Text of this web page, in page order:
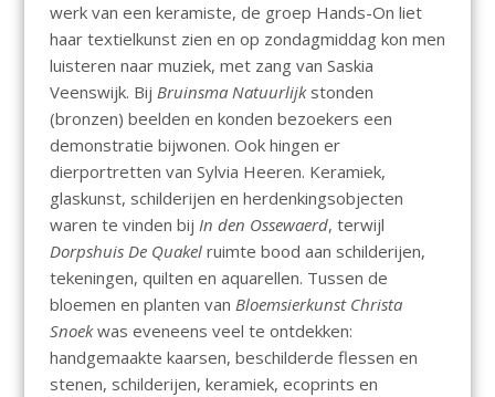
werk van een keramiste, de groep Hands-On liet
haar textielkunst zien en op zondagmiddag kon men
luisteren naar muziek, met zang van Saskia
Veenswijk. Bij Bruinsma Natuurlijkstonden
(bronzen) beelden en konden bezoekers een
demonstratie bijwonen. Ook hingen er
dierportretten van Sylvia Heeren. Keramiek,
glaskunst, schilderijen en herdenkingsobjecten
waren te vinden bij In den Ossewaerd, terwijl
Dorpshuis De Quakelruimte bood aan schilderijen,
tekeningen, quilten en aquarellen. Tussen de
bloemen en planten van Bloemsierkunst Christa
Snoekwas eveneens veel te ontdekken:
handgemaakte kaarsen, beschilderde flessen en
stenen, schilderijen, keramiek, ecoprints en